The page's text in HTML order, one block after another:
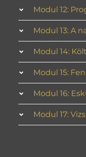
Modul 12:
Modul 13: A
Modul 14:
Modul 15:
Modul 16:
Modul 17: